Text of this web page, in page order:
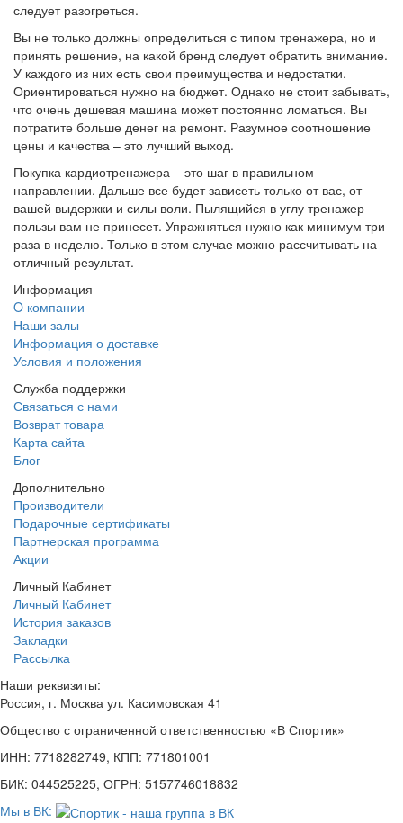
следует разогреться.
Вы не только должны определиться с типом тренажера, но и
принять решение, на какой бренд следует обратить внимание.
У каждого из них есть свои преимущества и недостатки.
Ориентироваться нужно на бюджет. Однако не стоит забывать,
что очень дешевая машина может постоянно ломаться. Вы
потратите больше денег на ремонт. Разумное соотношение
цены и качества – это лучший выход.
Покупка кардиотренажера – это шаг в правильном
направлении. Дальше все будет зависеть только от вас, от
вашей выдержки и силы воли. Пылящийся в углу тренажер
пользы вам не принесет. Упражняться нужно как минимум три
раза в неделю. Только в этом случае можно рассчитывать на
отличный результат.
Информация
O компании
Наши залы
Информация о доставке
Условия и положения
Служба поддержки
Связаться с нами
Возврат товара
Карта сайта
Блог
Дополнительно
Производители
Подарочные сертификаты
Партнерская программа
Акции
Личный Кабинет
Личный Кабинет
История заказов
Закладки
Рассылка
Наши реквизиты:
Россия, г. Москва ул. Касимовская 41
Общество с ограниченной ответственностью «В Спортик»
ИНН: 7718282749, КПП: 771801001
БИК: 044525225, ОГРН: 5157746018832
Мы в ВК: